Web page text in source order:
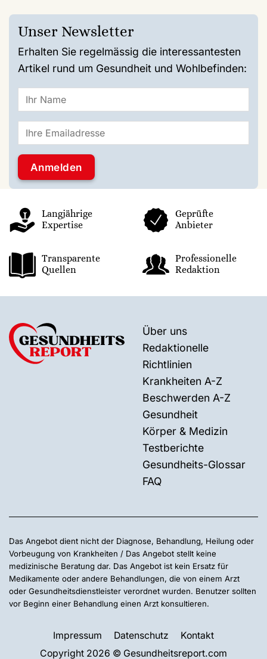
Unser Newsletter
Erhalten Sie regelmässig die interessantesten
Artikel rund um Gesundheit und Wohlbefinden:
Langjährige
Expertise
Geprüfte
Anbieter
Transparente
Quellen
Professionelle
Redaktion
Über uns
Redaktionelle
Richtlinien
Krankheiten A-Z
Beschwerden A-Z
Gesundheit
Körper & Medizin
Testberichte
Gesundheits-Glossar
FAQ
Das Angebot dient nicht der Diagnose, Behandlung, Heilung oder
Vorbeugung von Krankheiten / Das Angebot stellt keine
medizinische Beratung dar. Das Angebot ist kein Ersatz für
Medikamente oder andere Behandlungen, die von einem Arzt
oder Gesundheitsdienstleister verordnet wurden. Benutzer sollten
vor Beginn einer Behandlung einen Arzt konsultieren.
Impressum Datenschutz
Kontakt
Copyright 2026 © Gesundheitsreport.com